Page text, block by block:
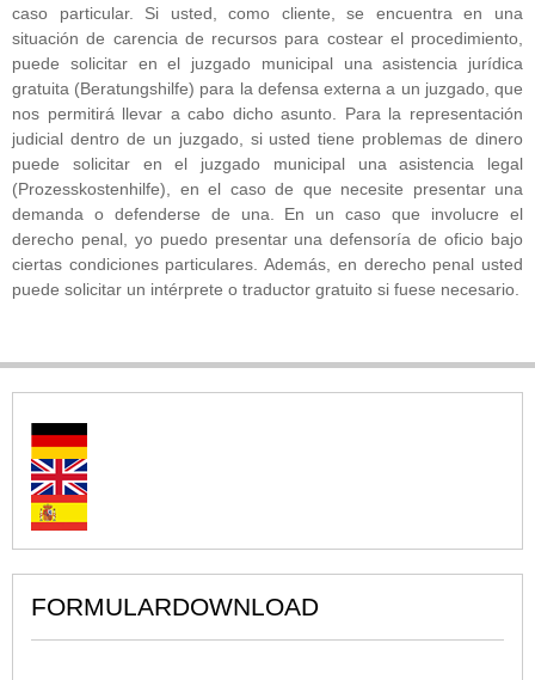
caso particular. Si usted, como cliente, se encuentra en una
situación de carencia de recursos para costear el procedimiento,
puede solicitar en el juzgado municipal una asistencia jurídica
gratuita (Beratungshilfe) para la defensa externa a un juzgado, que
nos permitirá llevar a cabo dicho asunto. Para la representación
judicial dentro de un juzgado, si usted tiene problemas de dinero
puede solicitar en el juzgado municipal una asistencia legal
(Prozesskostenhilfe), en el caso de que necesite presentar una
demanda o defenderse de una. En un caso que involucre el
derecho penal, yo puedo presentar una defensoría de oficio bajo
ciertas condiciones particulares. Además, en derecho penal usted
puede solicitar un intérprete o traductor gratuito si fuese necesario.
FORMULARDOWNLOAD